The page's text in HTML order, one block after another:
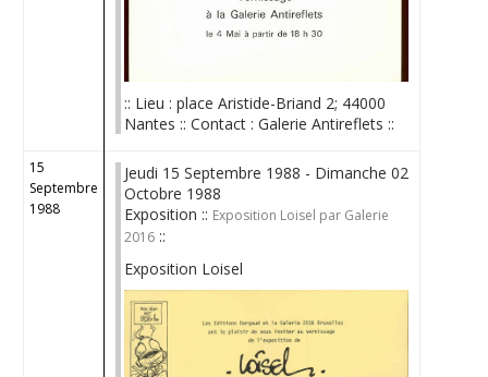
:: Lieu : place Aristide-Briand 2; 44000
Nantes :: Contact : Galerie Antireflets ::
15
Septembre
1988
Jeudi 15 Septembre 1988 - Dimanche 02
Octobre 1988
Exposition :: Exposition Loisel par Galerie
2016 ::
Exposition Loisel